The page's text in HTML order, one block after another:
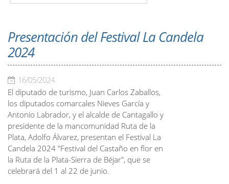
Presentación del Festival La Candela
2024
16/05/2024
El diputado de turismo, Juan Carlos Zaballos,
los diputados comarcales Nieves García y
Antonio Labrador, y el alcalde de Cantagallo y
presidente de la mancomunidad Ruta de la
Plata, Adolfo Álvarez, presentan el Festival La
Candela 2024 "Festival del Castaño en flor en
la Ruta de la Plata-Sierra de Béjar", que se
celebrará del 1 al 22 de junio.